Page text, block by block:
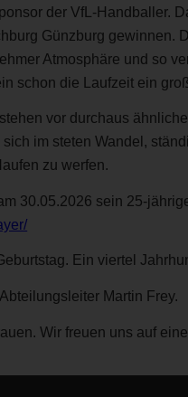
der VfL-Handballer.
Günzburg gewinnen.
Atmosphäre und so
schon die Laufzeit ein
vor durchaus
im steten Wandel,
zu werfen.
30.05.2026 sein 25-
Ein viertel
Martin Frey.
Wir freuen uns auf